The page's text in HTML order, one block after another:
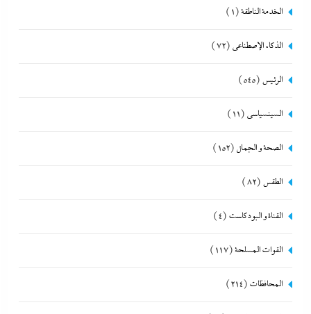
الخدمة الناطقة(1)
الذكاء الإصطناعي (72)
الرئيس (545)
السينسياسي (11)
الصحة و الجمال (152)
الطقس (82)
القناة و البودكاست (4)
القوات المسلحة(117)
المحافظات (214)